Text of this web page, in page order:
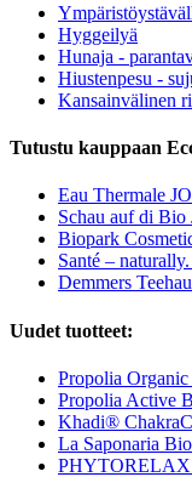
Hyggeilyä
Hunaja -
Hiustenpesu -
Kansainvälinen
Tutustu kauppaan
Eau Thermale
Schau auf di Bio
Biopark
Santé –
Demmers
Uudet tuotteet:
Propolia
Propolia Active
Khadi®
La Saponaria
PHYTORELAX